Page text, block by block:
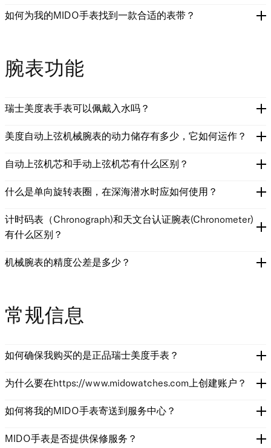
如何为我的MIDO手表找到一款合适的表带？
腕表功能
瑞士美度表手表可以佩戴入水吗？
美度自动上弦机械腕表的动力储存有多少，它如何运作？
自动上弦机芯和手动上弦机芯有什么区别？
什么是单向旋转表圈，在深海潜水时应如何使用？
计时码表（Chronograph)和天文台认证腕表(Chronometer)
有什么区别？
机械腕表的精度公差是多少？
常规信息
如何确保我购买的是正品瑞士美度手表？
为什么要在https://www.midowatches.com上创建账户？
如何将我的MIDO手表寄送到服务中心？
MIDO手表是否提供保修服务？